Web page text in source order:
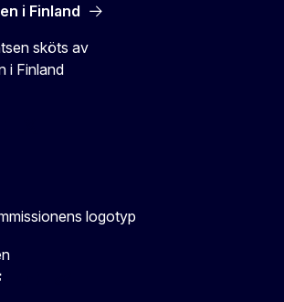
i Finland
sköts av
i Finland